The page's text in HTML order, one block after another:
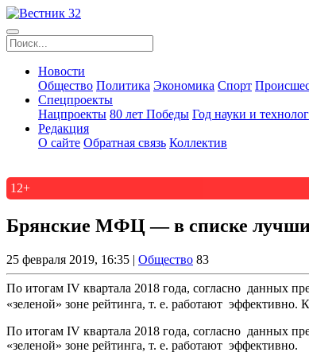
Новости
Общество Политика Экономика Спорт
Спецпроекты
Нацпроекты 80 лет Победы Год науки и
Редакция
О сайте Обратная связь Коллектив
12+
Брянские МФЦ — в списке
25 февраля 2019, 16:35 | Общество 83
По итогам IV квартала 2018 года, согласно данных
«зеленой» зоне рейтинга, т. е. работают эффективно.
По итогам IV квартала 2018 года, согласно данных
«зеленой» зоне рейтинга, т. е. работают эффективно.